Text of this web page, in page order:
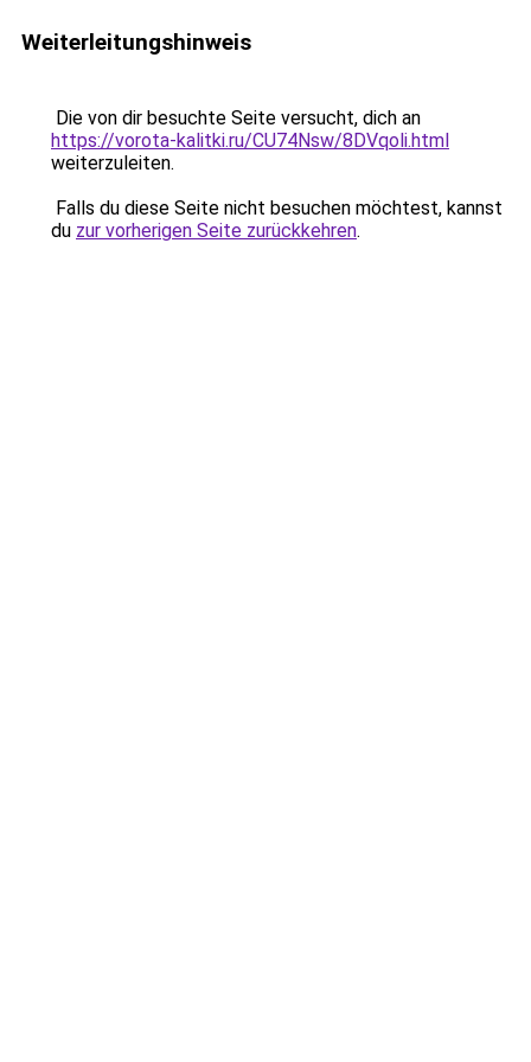
Weiterleitungshinweis
Die von dir besuchte Seite versucht, dich an
https://vorota-kalitki.ru/CU74Nsw/8DVqoli.html
weiterzuleiten.
Falls du diese Seite nicht besuchen möchtest, kannst
du zur vorherigen Seite zurückkehren.